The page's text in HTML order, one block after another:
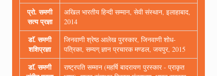
प्रो. समणी
सत्य प्रज्ञा
अखिल भारतीय हिन्दी सम्मान, सेवी संस्थान, इलाहाबाद,
2014
डाॅ. समणी
शशिप्रज्ञा
जिनवाणी श्रेष्ठ आलेख पुरस्कार, जिनवाणी शोध-
पत्रिका, सम्यग् ज्ञान प्रचारक मण्डल, जयपुर, 2015
डाॅ. समणी
राष्ट्रपति सम्मान (महर्षि बादरायण पुरस्कार - प्राकृत